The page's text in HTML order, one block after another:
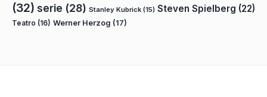
(32) serie (28) Stanley Kubrick (15) Steven Spielberg (22)
Teatro (16) Werner Herzog (17)